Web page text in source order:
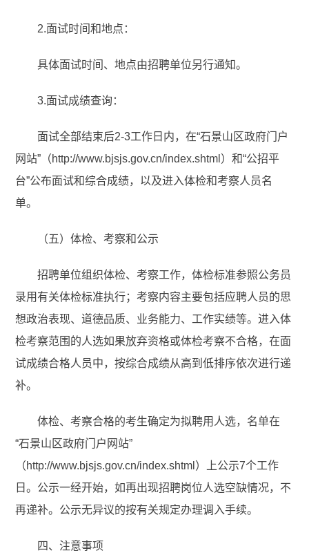
2.面试时间和地点：
具体面试时间、地点由招聘单位另行通知。
3.面试成绩查询：
面试全部结束后2-3工作日内，在“石景山区政府门户
网站”（http://www.bjsjs.gov.cn/index.shtml）和“公招平
台”公布面试和综合成绩，以及进入体检和考察人员名
单。
（五）体检、考察和公示
招聘单位组织体检、考察工作，体检标准参照公务员
录用有关体检标准执行；考察内容主要包括应聘人员的思
想政治表现、道德品质、业务能力、工作实绩等。进入体
检考察范围的人选如果放弃资格或体检考察不合格，在面
试成绩合格人员中，按综合成绩从高到低排序依次进行递
补。
体检、考察合格的考生确定为拟聘用人选，名单在
“石景山区政府门户网站”
（http://www.bjsjs.gov.cn/index.shtml）上公示7个工作
日。公示一经开始，如再出现招聘岗位人选空缺情况，不
再递补。公示无异议的按有关规定办理调入手续。
四、注意事项